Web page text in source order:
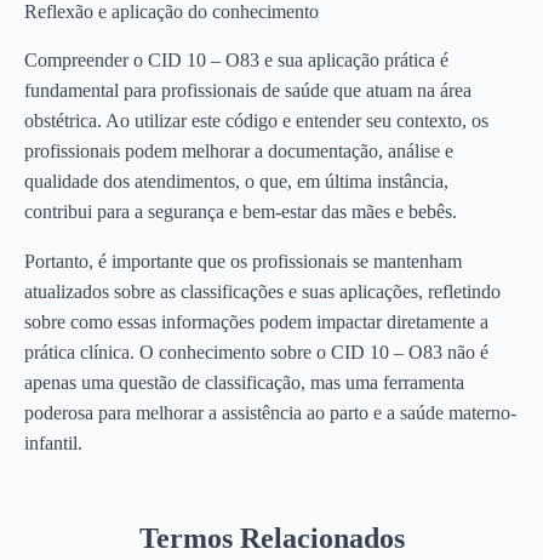
Reflexão e aplicação do conhecimento
Compreender o CID 10 – O83 e sua aplicação prática é
fundamental para profissionais de saúde que atuam na área
obstétrica. Ao utilizar este código e entender seu contexto, os
profissionais podem melhorar a documentação, análise e
qualidade dos atendimentos, o que, em última instância,
contribui para a segurança e bem-estar das mães e bebês.
Portanto, é importante que os profissionais se mantenham
atualizados sobre as classificações e suas aplicações, refletindo
sobre como essas informações podem impactar diretamente a
prática clínica. O conhecimento sobre o CID 10 – O83 não é
apenas uma questão de classificação, mas uma ferramenta
poderosa para melhorar a assistência ao parto e a saúde materno-
infantil.
Termos Relacionados